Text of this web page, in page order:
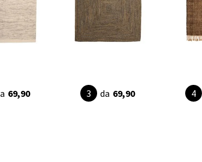
69,90 da 69,90